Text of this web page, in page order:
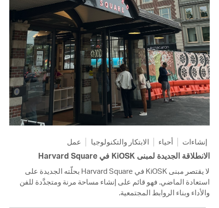
إنشاءات أحياء الابتكار والتكنولوجيا عمل
الانطلاقة الجديدة لمبنى KiOSK في Harvard Square
لا يقتصر مبنى KiOSK في Harvard Square بحلّته الجديدة على
استعادة الماضي. فهو قائم على إنشاء مساحة مرنة ومتجدَّدة للفن
والأداء وبناء الروابط المجتمعية.